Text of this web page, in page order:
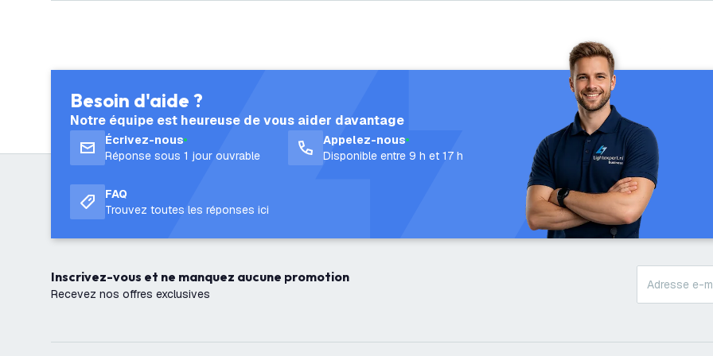
Besoin d'aide ?
Notre équipe est heureuse de vous aider davantage
Écrivez-nous
Réponse sous 1 jour ouvrable
Appelez-nous
Disponible entre 9 h et 17 h
FAQ
Trouvez toutes les réponses ici
Inscrivez-vous et ne manquez aucune promotion
Recevez nos offres exclusives